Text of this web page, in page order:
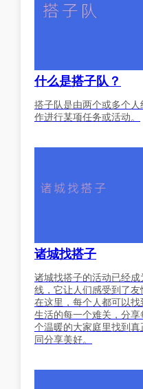
什么是搭子队？
搭子队是由两个或多个
作进行某项任务或活动。
诸城找搭子
诸城找搭子的活动已经
线，它让人们感受到了友
在这里，每个人都可以找
生活的每一个难关，分
个温暖的大家庭里找到
同分享美好。